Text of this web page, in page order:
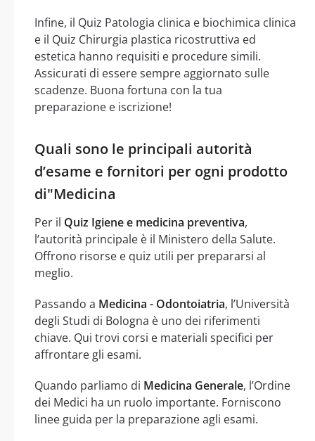
Infine, il Quiz Patologia clinica e biochimica clinica
e il Quiz Chirurgia plastica ricostruttiva ed
estetica hanno requisiti e procedure simili.
Assicurati di essere sempre aggiornato sulle
scadenze. Buona fortuna con la tua
preparazione e iscrizione!
Quali sono le principali autorità
d’esame e fornitori per ogni prodotto
di"Medicina
Per il Quiz Igiene e medicina preventiva,
l’autorità principale è il Ministero della Salute.
Offrono risorse e quiz utili per prepararsi al
meglio.
Passando a Medicina - Odontoiatria, l’Università
degli Studi di Bologna è uno dei riferimenti
chiave. Qui trovi corsi e materiali specifici per
affrontare gli esami.
Quando parliamo di Medicina Generale, l’Ordine
dei Medici ha un ruolo importante. Forniscono
linee guida per la preparazione agli esami.